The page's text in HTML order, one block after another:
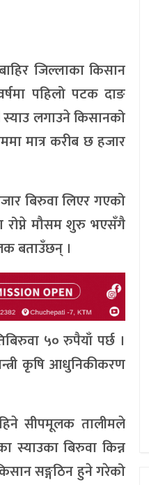
जिल्लाका किसान
पहिलो पटक दाङ
स्याउ लगाउने किसानको
मात्र करीब छ हजार
बिरुवा लिएर गएको
रोप्ने मौसम शुरु भएसँगै
बताउँछन् ।
५० रुपैयाँ पर्छ ।
कृषि आधुनिकीकरण
सीपमूलक तालीमले
स्याउका बिरुवा किन्न
सङ्गठिन हुने गरेको